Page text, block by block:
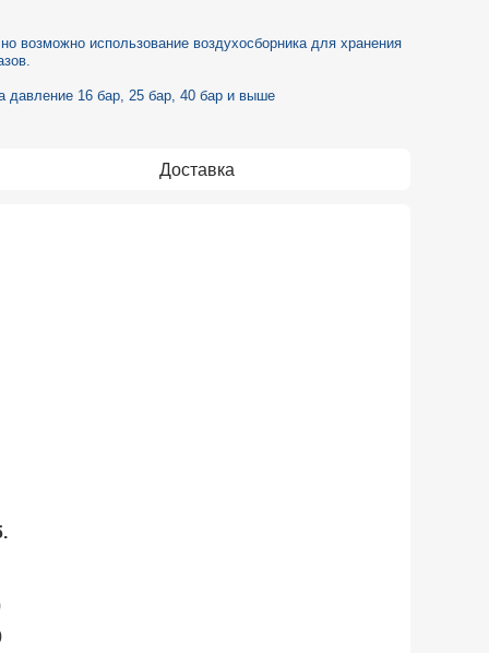
возможно использование воздухосборника для хранения
давление 16 бар, 25 бар, 40 бар и выше
Доставка